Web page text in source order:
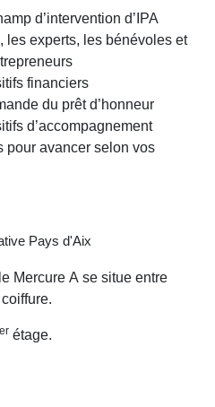
d’intervention d’IPA
les experts, les bénévoles et
financiers
du prêt d’honneur
d’accompagnement
avancer selon vos
Pays d'Aix
Mercure A se situe entre
erétage.